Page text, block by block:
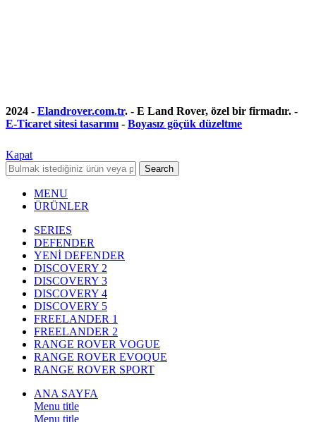
2024 - Elandrover.com.tr. - E Land Rover, özel bir firmadır. -
E-Ticaret sitesi tasarımı- Boyasız göçük düzeltme
Kapat
Search
MENU
ÜRÜNLER
SERIES
DEFENDER
YENİ DEFENDER
DISCOVERY 2
DISCOVERY 3
DISCOVERY 4
DISCOVERY 5
FREELANDER 1
FREELANDER 2
RANGE ROVER VOGUE
RANGE ROVER EVOQUE
RANGE ROVER SPORT
ANA SAYFA
Menu title
Menu title